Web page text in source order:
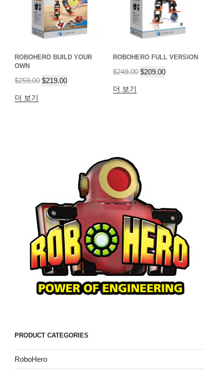
ROBOHERO BUILD YOUR
OWN
$259.00 $219.00
더 보기
ROBOHERO FULL VERSION
$249.00 $209.00
더 보기
PRODUCT CATEGORIES
RoboHero